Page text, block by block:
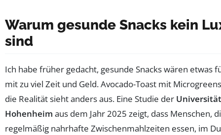
Warum gesunde Snacks kein
sind
Ich habe früher gedacht, gesunde Snacks wären etwas
mit zu viel Zeit und Geld. Avocado-Toast mit
die Realität sieht anders aus. Eine Studie der Universität
Hohenheim aus dem Jahr 2025 zeigt, dass Menschen,
regelmäßig nahrhafte Zwischenmahlzeiten essen, im